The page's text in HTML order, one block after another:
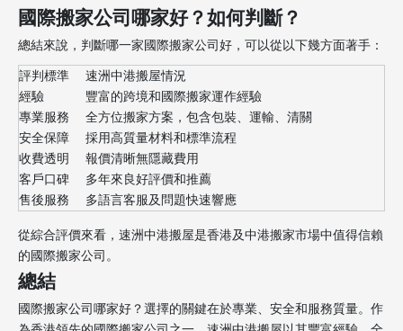
國際搬家公司哪家好？如何判斷？
總結來說，判斷哪一家國際搬家公司好，可以從以下幾方面著手：
評判標準
速洲中港搬屋情況
經驗
豐富的跨境和國際搬家運作經驗
專業服務
全方位搬家方案，包含包裝、運輸、清關
安全保障
採用高質量材料和標準流程
收費透明
報價清晰無隱藏費用
客戶口碑
多年來良好評價和推薦
售後服務
多語言客服及問題快速響應
從綜合評價來看，速洲中港搬屋是香港及中港搬家市場中值得信賴
的國際搬家公司。
總結
國際搬家公司哪家好？選擇的關鍵在於專業、安全和服務質量。作